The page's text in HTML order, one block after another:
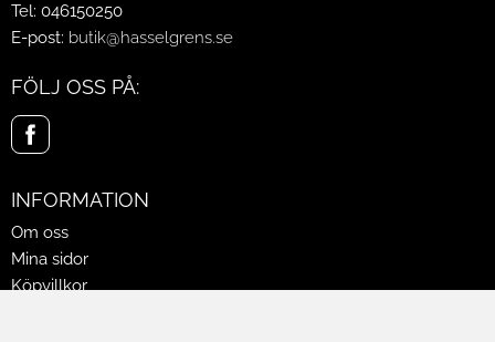
Tel: 046150250
E-post: butik@hasselgrens.se
FÖLJ OSS PÅ:
INFORMATION
Om oss
Mina sidor
Köpvillkor